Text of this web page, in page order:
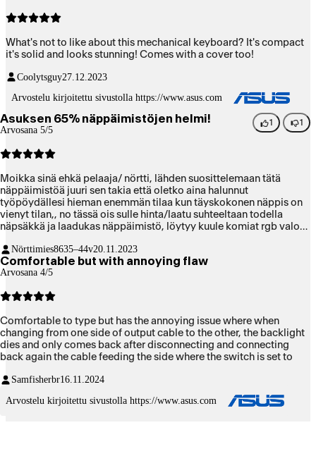
What's not to like about this mechanical keyboard? It's compact
it's solid and looks stunning! Comes with a cover too!
Coolytsguy27.12.2023
Arvostelu kirjoitettu sivustolla https://www.asus.com
Asuksen 65% näppäimistöjen helmi!
Arvosana 5/5
1 1
Moikka sinä ehkä pelaaja/ nörtti, lähden suosittelemaan tätä
näppäimistöä juuri sen takia että oletko aina halunnut
työpöydällesi hieman enemmän tilaa kun täyskokonen näppis on
vienyt tilan,, no tässä ois sulle hinta/laatu suhteeltaan todella
näpsäkkä ja laadukas näppäimistö, löytyy kuule komiat rgb valot
kapeamman ja sutjakamman näppiksen nappulat kuin mikäkin io-
techin Sampsa Kurri joka kirjoittaa niin nopeasti että et ikinä ole
edes kirjoittnut niin nopeasti, mitäpä sitä enempää myyntipuheita
ennen kaikkea Nordic layoutilla, semi hiljaisilla kytkimillä +
Nörttimies8635–44v20.11.2023
Comfortable but with annoying flaw
Arvosana 4/5
Comfortable to type but has the annoying issue where when
changing from one side of output cable to the other, the backlight
dies and only comes back after disconnecting and connecting
back again the cable feeding the side where the switch is set to
Samfisherbr16.11.2024
Arvostelu kirjoitettu sivustolla https://www.asus.com